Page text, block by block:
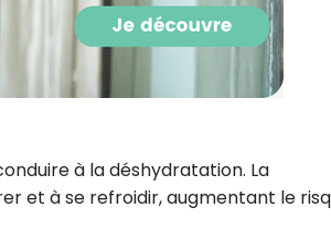
à la déshydratation. La
et à se refroidir, augmentant le
Je reçois mon cadeau !
Votre adresse email sera utilisée par Digital Prisma